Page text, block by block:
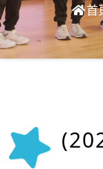
首